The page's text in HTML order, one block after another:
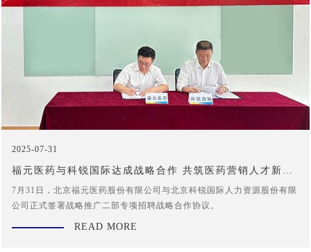
2025-07-31
福元医药与科锐国际达成战略合作 共筑医药营销人才新高
地
7月31日，北京福元医药股份有限公司与北京科锐国际人力资源股份有限
公司正式签署战略推广二部专项招聘战略合作协议。
READ MORE